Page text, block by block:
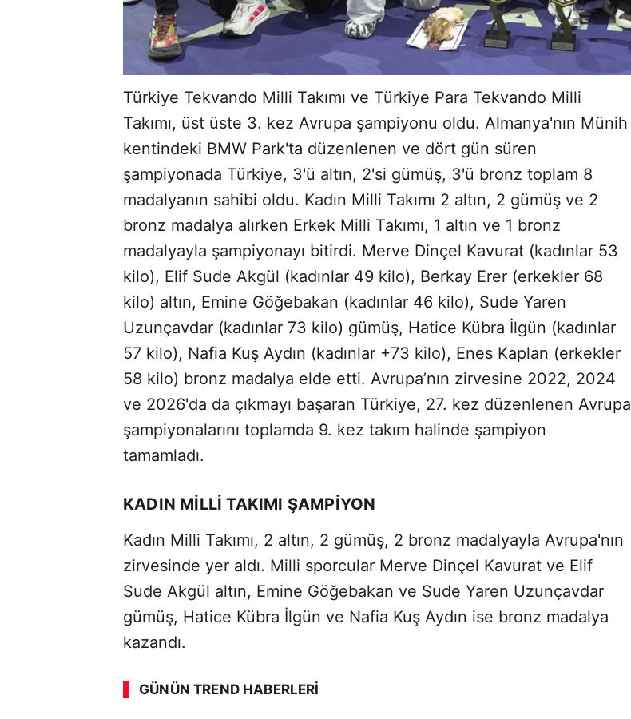
Türkiye Tekvando Milli Takımı ve Türkiye Para Tekvando Milli
Takımı, üst üste 3. kez Avrupa şampiyonu oldu. Almanya'nın Münih
kentindeki BMW Park'ta düzenlenen ve dört gün süren
şampiyonada Türkiye, 3'ü altın, 2'si gümüş, 3'ü bronz toplam 8
madalyanın sahibi oldu. Kadın Milli Takımı 2 altın, 2 gümüş ve 2
bronz madalya alırken Erkek Milli Takımı, 1 altın ve 1 bronz
madalyayla şampiyonayı bitirdi. Merve Dinçel Kavurat (kadınlar 53
kilo), Elif Sude Akgül (kadınlar 49 kilo), Berkay Erer (erkekler 68
kilo) altın, Emine Göğebakan (kadınlar 46 kilo), Sude Yaren
Uzunçavdar (kadınlar 73 kilo) gümüş, Hatice Kübra İlgün (kadınlar
57 kilo), Nafia Kuş Aydın (kadınlar +73 kilo), Enes Kaplan (erkekler
58 kilo) bronz madalya elde etti. Avrupa’nın zirvesine 2022, 2024
ve 2026'da da çıkmayı başaran Türkiye, 27. kez düzenlenen Avrupa
şampiyonalarını toplamda 9. kez takım halinde şampiyon
tamamladı.
KADIN MİLLİ TAKIMI ŞAMPİYON
Kadın Milli Takımı, 2 altın, 2 gümüş, 2 bronz madalyayla Avrupa'nın
zirvesinde yer aldı. Milli sporcular Merve Dinçel Kavurat ve Elif
Sude Akgül altın, Emine Göğebakan ve Sude Yaren Uzunçavdar
gümüş, Hatice Kübra İlgün ve Nafia Kuş Aydın ise bronz madalya
kazandı.
GÜNÜN TREND HABERLERI